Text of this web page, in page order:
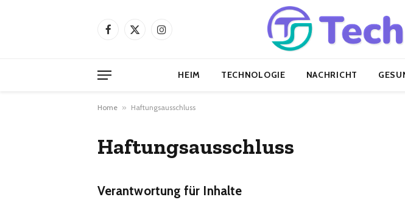
Facebook
X
Instagram
HEIM TECHNOLOGIE NACHRICHT
Home » Haftungsausschluss
Haftungsausschluss
Verantwortung für Inhalte